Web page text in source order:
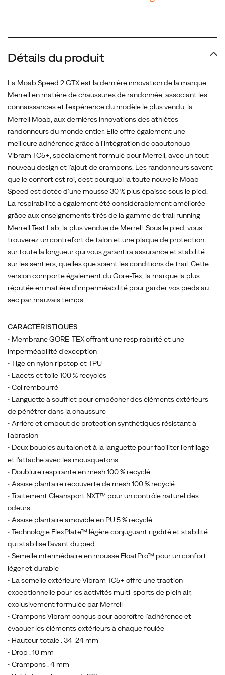
que
confort
roi,
c'est
pourquoi
la
toute
nouvelle
Moab
Speed
est
dotée
d'une
mousse
30
%
plus
épaisse
sous
le
pied.
respirabilité
a
également
été
considérablement
améliorée
grâce
aux
enseignements
tirés
de
la
gamme
de
trail
running
Merrell
Test
Lab,
la
plus
vendue
de
Merrell.
Sous
le
pied,
vous
trouverez
Détails du produit
La Moab Speed 2 GTX est la dernière innovation de la marque
Merrell en matière de chaussures de randonnée, associant les
connaissances et l'expérience du modèle le plus vendu, la
Merrell Moab, aux dernières innovations des athlètes
randonneurs du monde entier. Elle offre également une
meilleure adhérence grâce à l'intégration de caoutchouc
Vibram TC5+, spécialement formulé pour Merrell, avec un tout
nouveau design et l'ajout de crampons. Les randonneurs savent
que le confort est roi, c'est pourquoi la toute nouvelle Moab
Speed est dotée d'une mousse 30 % plus épaisse sous le pied.
La respirabilité a également été considérablement améliorée
grâce aux enseignements tirés de la gamme de trail running
Merrell Test Lab, la plus vendue de Merrell. Sous le pied, vous
trouverez un contrefort de talon et une plaque de protection
sur toute la longueur qui vous garantira assurance et stabilité
sur les sentiers, quelles que soient les conditions de trail. Cette
version comporte également du Gore-Tex, la marque la plus
réputée en matière d'imperméabilité pour garder vos pieds au
sec par mauvais temps.
CARACTÉRISTIQUES
• Membrane GORE-TEX offrant une respirabilité et une
imperméabilité d'exception
• Tige en nylon ripstop et TPU
• Lacets et toile 100 % recyclés
• Col rembourré
• Languette à soufflet pour empêcher des éléments extérieurs
de pénétrer dans la chaussure
• Arrière et embout de protection synthétiques résistant à
l'abrasion
• Deux boucles au talon et à la languette pour faciliter l'enfilage
et l'attache avec les mousquetons
• Doublure respirante en mesh 100 % recyclé
• Assise plantaire recouverte de mesh 100 % recyclé
• Traitement Cleansport NXT™ pour un contrôle naturel des
odeurs
• Assise plantaire amovible en PU 5 % recyclé
• Technologie FlexPlate™ légère conjuguant rigidité et stabilité
qui stabilise l’avant du pied
• Semelle intermédiaire en mousse FloatPro™ pour un confort
léger et durable
• La semelle extérieure Vibram TC5+ offre une traction
exceptionnelle pour les activités multi-sports de plein air,
exclusivement formulée par Merrell
• Crampons Vibram conçus pour accroître l’adhérence et
évacuer les éléments extérieurs à chaque foulée
• Hauteur totale : 34-24 mm
• Drop : 10 mm
• Crampons : 4 mm